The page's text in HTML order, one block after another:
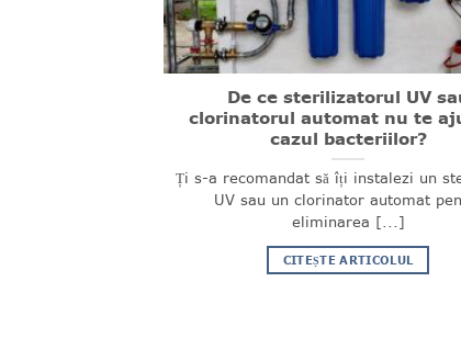
De ce sterilizatorul UV
clorinatorul automat nu te
cazul bacteriilor?
Ți s-a recomandat să îți instalezi un
UV sau un clorinator automat
eliminarea [...]
CITEȘTE ARTICOLUL